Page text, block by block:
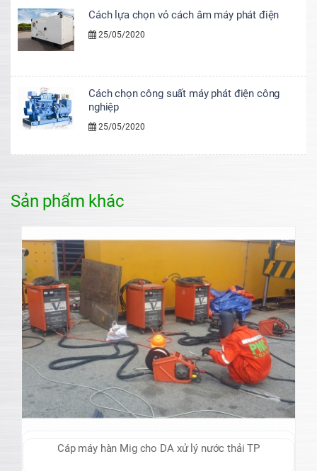
Cách lựa chọn vỏ cách âm máy phát điện
25/05/2020
Cách chọn công suất máy phát điện công
nghiệp
25/05/2020
Sản phẩm khác
Cáp máy hàn Mig cho DA xử lý nước thải TP